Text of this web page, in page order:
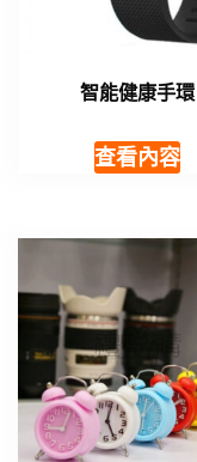
智能健康手環
查看內容